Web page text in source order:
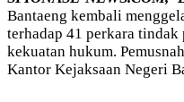
Bantaeng kembali
terhadap 41 perkara
kekuatan hukum.
Kantor Kejaksaan Negeri